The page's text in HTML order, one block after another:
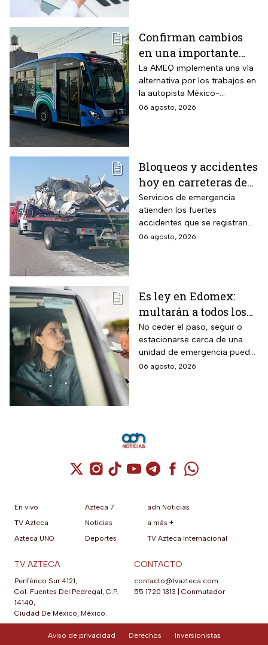
Confirman cambios
en una importante
ruta de Querétaro
durante 28 días por
obras en la Carretera
Federal 57
La AMEQ implementa una vía
alternativa por los trabajos en
la autopista México-
Querétaro.
06 agosto, 2026
Bloqueos y accidentes
hoy en carreteras de
Oaxaca, Guerrero y
Veracruz
Servicios de emergencia
atienden los fuertes
accidentes que se registran
en las carreteras; estos son
06 agosto, 2026
Es ley en Edomex:
multarán a todos los
conductores que
cometan este error
frente a ambulancias
y patrullas
No ceder el paso, seguir o
estacionarse cerca de una
unidad de emergencia puede
generar una multa de más de
06 agosto, 2026
Cuenta de X / Twitter (se abre en una
Cuenta de Instagram (se abre en una
Cuenta de TikTok (se abre en
Cuenta de YouTube (se abre
Cuenta de Telegram (se
Cuenta de
Cuenta de
En vivo
TV Azteca
Azteca UNO
Azteca 7
Noticias
Deportes
adn Noticias
a más +
TV Azteca Internacional
TV AZTECA
Periférico Sur 4121,
Col. Fuentes Del Pedregal, C.P.
14140,
Ciudad De México, México.
CONTACTO
contacto@tvazteca.com
55 1720 1313
Conmutador
Aviso de privacidad Derechos Inversionistas